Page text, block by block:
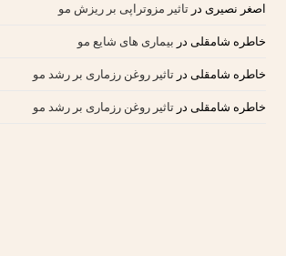
اصغر نصیری درتاثیر مزوتراپی بر ریزش مو
خاطره شامقلی در بیماری های شایع مو
خاطره شامقلی درتاثیر روغن رزماری بر رشد مو
خاطره شامقلی درتاثیر روغن رزماری بر رشد مو